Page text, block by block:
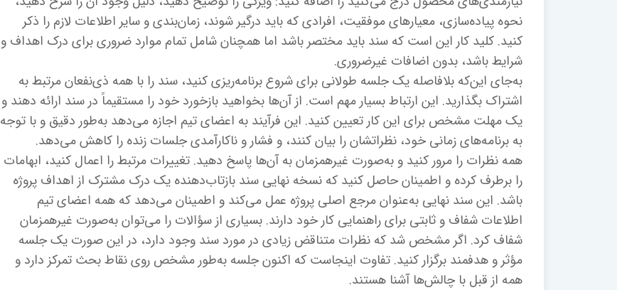
نحوه پیاده‌سازی، معیارهای موفقیت، افرادی که باید درگیر شوند، زمان‌بندی و سایر اطلاعات لازم را ذکر
کنید. کلید کار این است که سند باید مختصر باشد اما همچنان شامل تمام موارد ضروری برای درک اهداف و
شرایط باشد، بدون اضافات غیرضروری.
به‌جای این‌که بلافاصله یک جلسه طولانی برای شروع برنامه‌ریزی کنید، سند را با همه ذی‌نفعان مرتبط به
اشتراک بگذارید. این ارتباط بسیار مهم است. از آن‌ها بخواهید بازخورد خود را مستقیماً در سند ارائه دهند و
یک مهلت مشخص برای این کار تعیین کنید. این فرآیند به اعضای تیم اجازه می‌دهد به‌طور دقیق و با توجه
به برنامه‌های زمانی خود، نظراتشان را بیان کنند، و فشار و ناکارآمدی جلسات زنده را کاهش می‌دهد.
همه نظرات را مرور کنید و به‌صورت غیرهمزمان به آن‌ها پاسخ دهید. تغییرات مرتبط را اعمال کنید، ابهامات
را برطرف کرده و اطمینان حاصل کنید که نسخه نهایی سند بازتاب‌دهنده یک درک مشترک از اهداف پروژه
باشد. این سند نهایی به‌عنوان مرجع اصلی پروژه عمل می‌کند و اطمینان می‌دهد که همه اعضای تیم
اطلاعات شفاف و ثابتی برای راهنمایی کار خود دارند. بسیاری از سؤالات را می‌توان به‌صورت غیرهمزمان
شفاف کرد. اگر مشخص شد که نظرات متناقض زیادی در مورد سند وجود دارد، در این صورت یک جلسه
مؤثر و هدفمند برگزار کنید. تفاوت اینجاست که اکنون جلسه به‌طور مشخص روی نقاط بحث تمرکز دارد و
همه از قبل با چالش‌ها آشنا هستند.